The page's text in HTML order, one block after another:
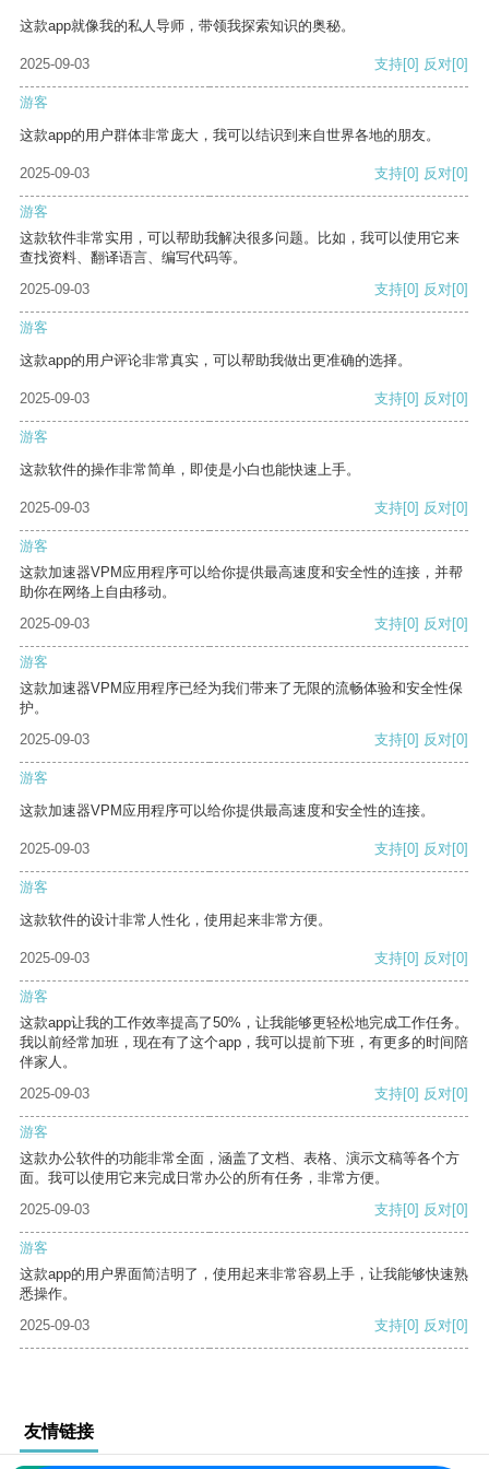
这款app就像我的私人导师，带领我探索知识的奥秘。
2025-09-03 支持[0] 反对[0]
游客
这款app的用户群体非常庞大，我可以结识到来自世界各地的朋友。
2025-09-03 支持[0] 反对[0]
游客
这款软件非常实用，可以帮助我解决很多问题。比如，我可以使用它来
查找资料、翻译语言、编写代码等。
2025-09-03
支持[0] 反对[0]
游客
这款app的用户评论非常真实，可以帮助我做出更准确的选择。
2025-09-03 支持[0] 反对[0]
游客
这款软件的操作非常简单，即使是小白也能快速上手。
2025-09-03 支持[0] 反对[0]
游客
这款加速器VPM应用程序可以给你提供最高速度和安全性的连接，并帮
助你在网络上自由移动。
2025-09-03
支持[0] 反对[0]
游客
这款加速器VPM应用程序已经为我们带来了无限的流畅体验和安全性保
护。
2025-09-03
支持[0] 反对[0]
游客
这款加速器VPM应用程序可以给你提供最高速度和安全性的连接。
2025-09-03 支持[0] 反对[0]
游客
这款软件的设计非常人性化，使用起来非常方便。
2025-09-03 支持[0] 反对[0]
游客
这款app让我的工作效率提高了50%，让我能够更轻松地完成工作任务。
我以前经常加班，现在有了这个app，我可以提前下班，有更多的时间陪
伴家人。
2025-09-03
支持[0] 反对[0]
游客
这款办公软件的功能非常全面，涵盖了文档、表格、演示文稿等各个方
面。我可以使用它来完成日常办公的所有任务，非常方便。
2025-09-03
支持[0] 反对[0]
游客
这款app的用户界面简洁明了，使用起来非常容易上手，让我能够快速熟
悉操作。
2025-09-03
支持[0] 反对[0]
友情链接